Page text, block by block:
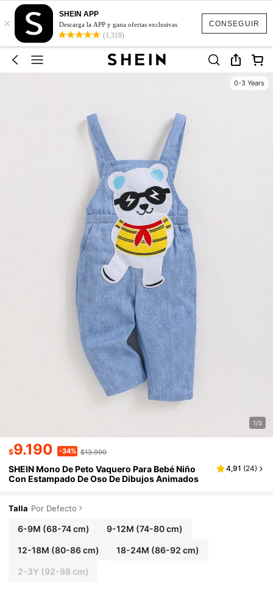
CONSEGUIR
×
SHEIN APP
Descarga la APP y gana ofertas exclusivas
(1,319)
0-3 Years
1/5
$9.190 -34% $13.990
SHEIN Mono De Peto Vaquero Para Bebé Niño
Con Estampado De Oso De Dibujos Animados
4,91 (24)
Talla Por Defecto
6-9M (68-74 cm) 9-12M (74-80 cm)
12-18M (80-86 cm) 18-24M (86-92 cm)
2-3Y (92-98 cm)